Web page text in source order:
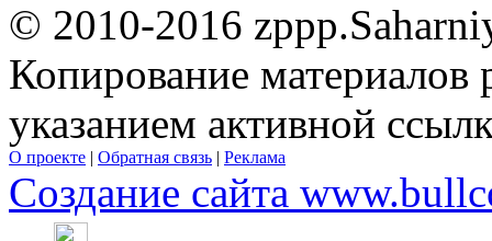
© 2010-2016
Копирование материалов
указанием активной
О проекте | Обратная связь | Реклама
Создание сайта